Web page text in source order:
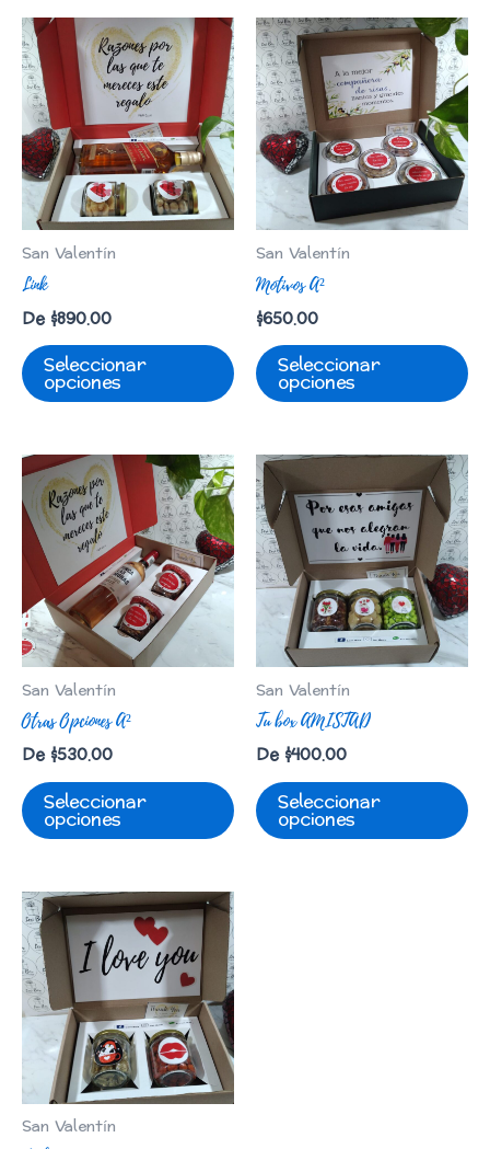
San Valentín
Link
De$890.00
Seleccionar
opciones
San Valentín
Motivos A²
$650.00
Seleccionar
opciones
San Valentín
Otras Opciones A²
De$530.00
Seleccionar
opciones
San Valentín
Tu box AMISTAD
De$400.00
Seleccionar
opciones
San Valentín